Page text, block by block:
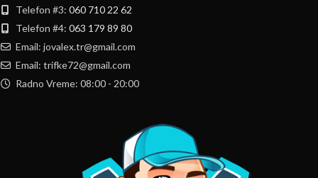
Telefon #3: 060 710 22 62
Telefon #4: 063 179 89 80
Email: jovalex.tr@gmail.com
Email: trifke72@gmail.com
Radno Vreme: 08:00 - 20:00